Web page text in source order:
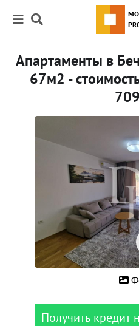
Апартаменты в
67м2 -
Получить кредит